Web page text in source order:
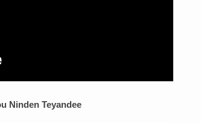
Ninden Teyandee